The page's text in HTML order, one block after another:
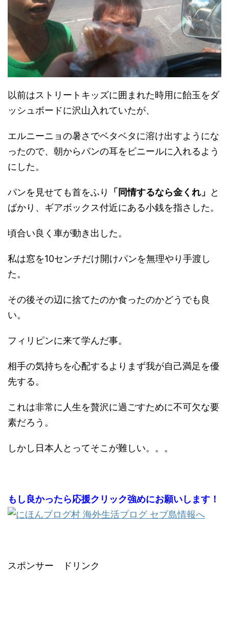
以前はストリートキッズに囲まれた時用に飴玉をダ
ッシュボードに沢山入れていたが、
エルニーニョの暑さでベタベタに溶け出すようにな
ったので、朝からパンの耳をビニールに入れるよう
にした。
パンを見せても首をふり 「同情するなら金くれ」
と
ばかり、ギアボックス付近にある小銭を指さした。
頃合い良く車が動き出した。
私は窓を10センチだけ開けパンを無理やり手渡し
た。
その後その辺に捨てたのか食ったのかどうでも良
い。
フィリピンに来て学んだ事。
相手の気持ちを心配するよりまず我が自己満足を優
先する。
これは非常に人生を贅沢に過ごすために不可欠な要
素だろう。
しかし日本人とってそこが難しい。。。
もし良かったら応援クリック強めにお願いします！
スポンサー ドリンク